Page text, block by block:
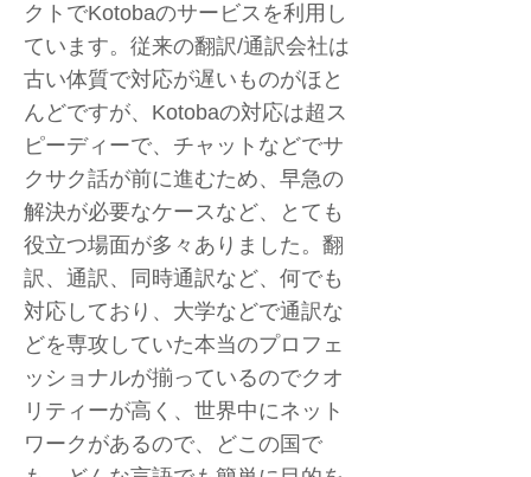
クトでKotobaのサービスを利用し
ています。従来の翻訳/通訳会社は
古い体質で対応が遅いものがほと
んどですが、Kotobaの対応は超ス
ピーディーで、チャットなどでサ
クサク話が前に進むため、早急の
解決が必要なケースなど、とても
役立つ場面が多々ありました。翻
訳、通訳、同時通訳など、何でも
対応しており、大学などで通訳な
どを専攻していた本当のプロフェ
ッショナルが揃っているのでクオ
リティーが高く、世界中にネット
ワークがあるので、どこの国で